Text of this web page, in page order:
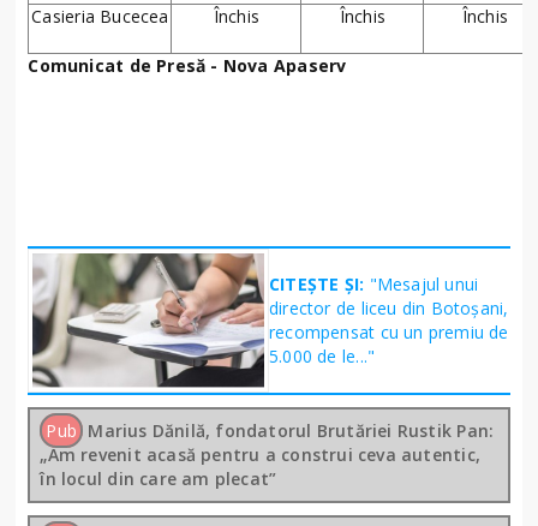
Casieria Bucecea Închis Închis Închis
Comunicat de Presă - Nova Apaserv
CITEȘTE ȘI: "Mesajul unui
director de liceu din Botoșani,
recompensat cu un premiu de
5.000 de le..."
Pub Marius Dănilă, fondatorul Brutăriei Rustik Pan:
„Am revenit acasă pentru a construi ceva autentic,
în locul din care am plecat”